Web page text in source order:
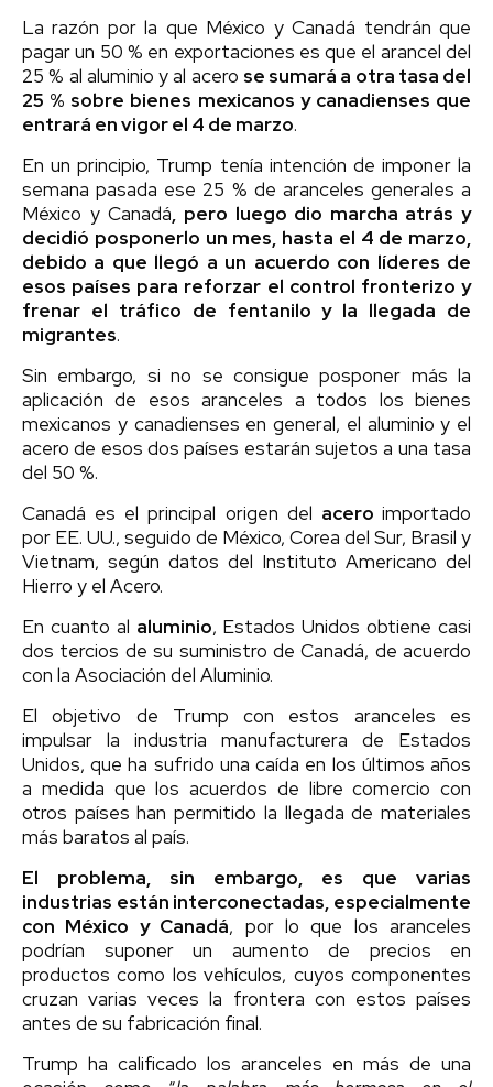
La razón por la que México y Canadá tendrán que
pagar un 50 % en exportaciones es que el arancel del
25 % al aluminio y al acero se sumará a otra tasa del
25 % sobre bienes mexicanos y canadienses que
entrará en vigor el 4 de marzo.
En un principio, Trump tenía intención de imponer la
semana pasada ese 25 % de aranceles generales a
México y Canadá, pero luego dio marcha atrás y
decidió posponerlo un mes, hasta el 4 de marzo,
debido a que llegó a un acuerdo con líderes de
esos países para reforzar el control fronterizo y
frenar el tráfico de fentanilo y la llegada de
migrantes.
Sin embargo, si no se consigue posponer más la
aplicación de esos aranceles a todos los bienes
mexicanos y canadienses en general, el aluminio y el
acero de esos dos países estarán sujetos a una tasa
del 50 %.
Canadá es el principal origen del aceroimportado
por EE. UU., seguido de México, Corea del Sur, Brasil y
Vietnam, según datos del Instituto Americano del
Hierro y el Acero.
En cuanto al aluminio, Estados Unidos obtiene casi
dos tercios de su suministro de Canadá, de acuerdo
con la Asociación del Aluminio.
El objetivo de Trump con estos aranceles es
impulsar la industria manufacturera de Estados
Unidos, que ha sufrido una caída en los últimos años
a medida que los acuerdos de libre comercio con
otros países han permitido la llegada de materiales
más baratos al país.
El problema, sin embargo, es que varias
industrias están interconectadas, especialmente
con México y Canadá, por lo que los aranceles
podrían suponer un aumento de precios en
productos como los vehículos, cuyos componentes
cruzan varias veces la frontera con estos países
antes de su fabricación final.
Trump ha calificado los aranceles en más de una